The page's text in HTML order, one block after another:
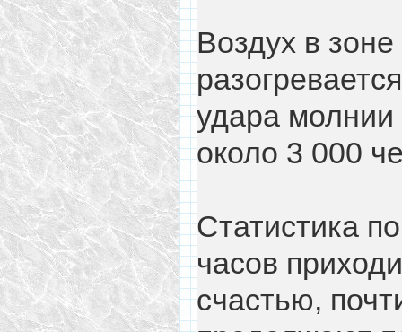
Воздух в
удара молнии
около 3 000
Статистика
часов
счастью,